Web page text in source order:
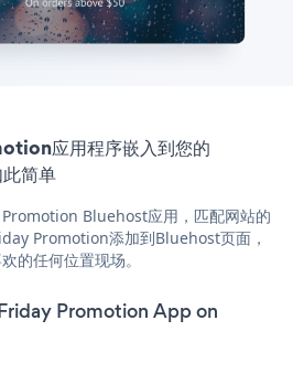
应用程序嵌入到您的
简单
Bluehost应用，匹配网站的
Promotion添加到Bluehost页面，
的任何位置现场。
Promotion App on